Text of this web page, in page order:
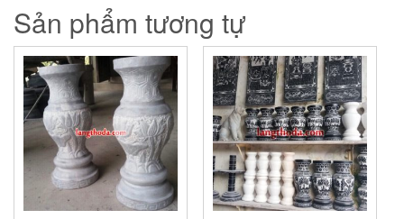
Sản phẩm tương tự